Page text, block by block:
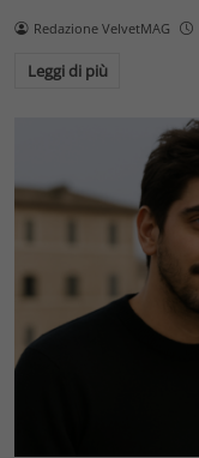
Redazione VelvetMAG
Leggi di più